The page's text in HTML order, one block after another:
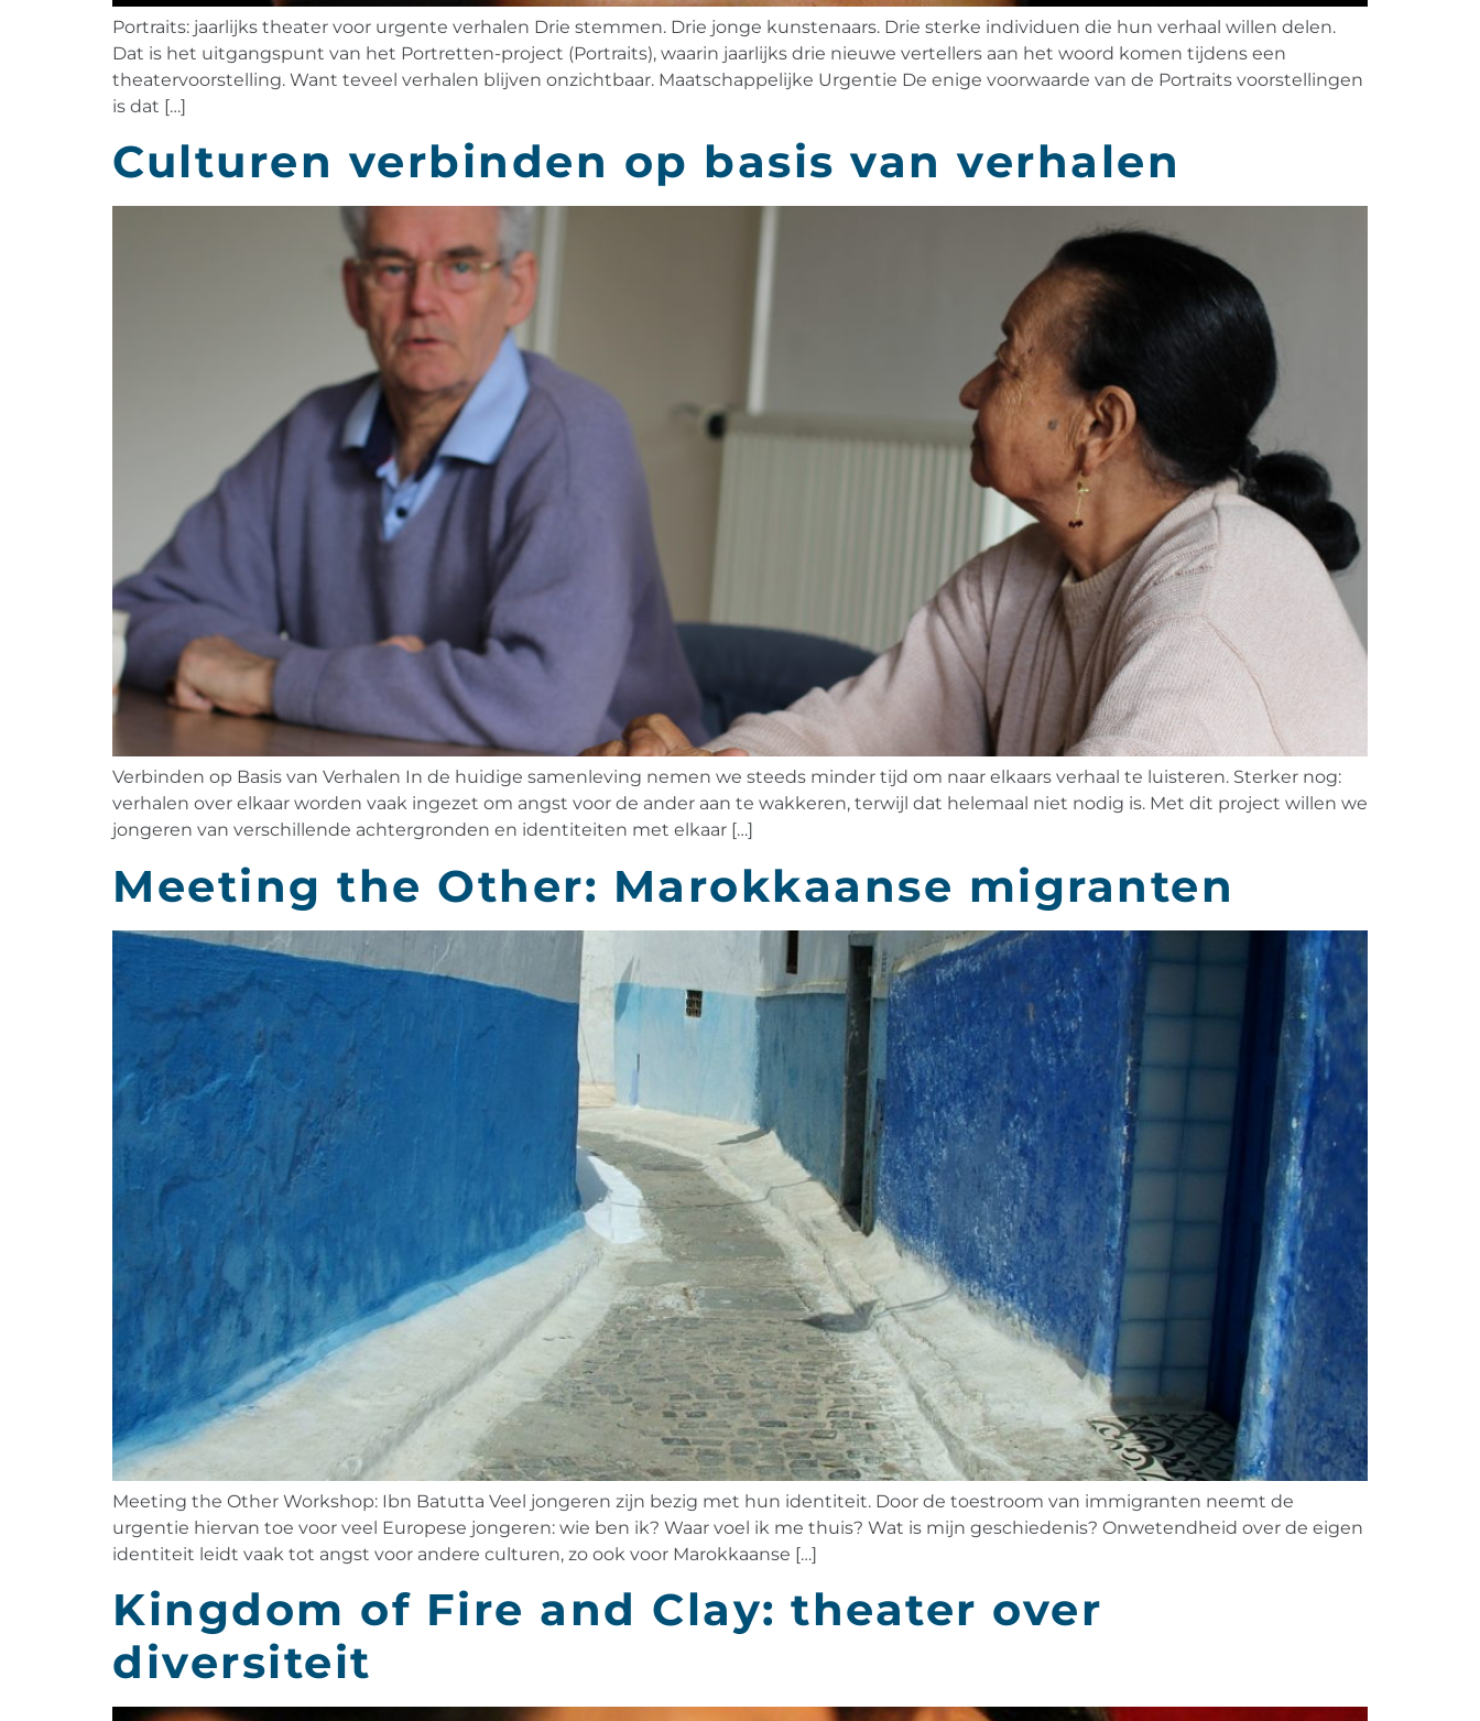
Portraits: jaarlijks theater voor urgente verhalen Drie stemmen. Drie jonge kunstenaars. Drie sterke individuen die hun verhaal willen delen.
Dat is het uitgangspunt van het Portretten-project (Portraits), waarin jaarlijks drie nieuwe vertellers aan het woord komen tijdens een
theatervoorstelling. Want teveel verhalen blijven onzichtbaar. Maatschappelijke Urgentie De enige voorwaarde van de Portraits voorstellingen
is dat […]
Culturen verbinden op basis van verhalen
Verbinden op Basis van Verhalen In de huidige samenleving nemen we steeds minder tijd om naar elkaars verhaal te luisteren. Sterker nog:
verhalen over elkaar worden vaak ingezet om angst voor de ander aan te wakkeren, terwijl dat helemaal niet nodig is. Met dit project willen we
jongeren van verschillende achtergronden en identiteiten met elkaar […]
Meeting the Other: Marokkaanse migranten
Meeting the Other Workshop: Ibn Batutta Veel jongeren zijn bezig met hun identiteit. Door de toestroom van immigranten neemt de
urgentie hiervan toe voor veel Europese jongeren: wie ben ik? Waar voel ik me thuis? Wat is mijn geschiedenis? Onwetendheid over de eigen
identiteit leidt vaak tot angst voor andere culturen, zo ook voor Marokkaanse […]
Kingdom of Fire and Clay: theater over
diversiteit